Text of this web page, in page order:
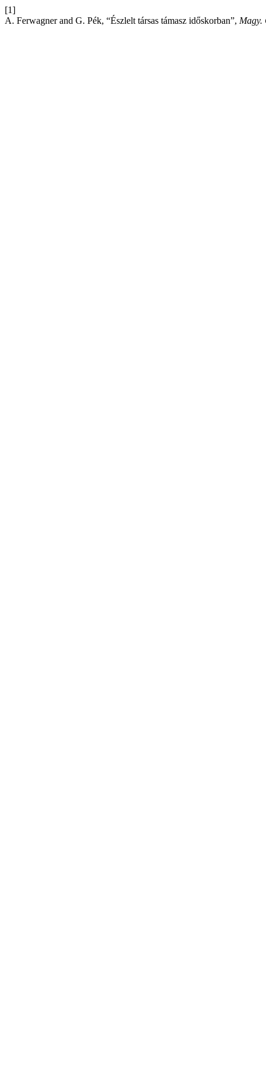
[1]
A. Ferwagner and G. Pék, “Észlelt társas támasz időskorban”, Magy.